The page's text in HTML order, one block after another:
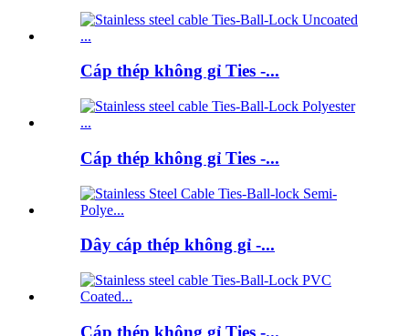
Cáp thép không gỉ Ties -...
Cáp thép không gỉ Ties -...
Dây cáp thép không gỉ -...
Cáp thép không gỉ Ties -...